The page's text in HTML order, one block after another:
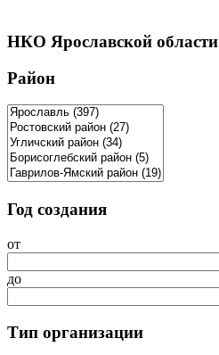
НКО Ярославской области
Район
Год создания
от
до
Тип организации